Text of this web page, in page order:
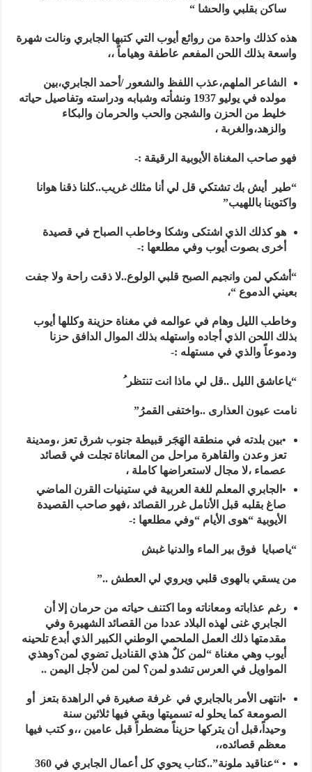
ساكن بقلبي والحشا “
هذه كذلك واحدة من روائع أيوب التي كتبها الجابري ونالت شهرة
واسعة بذلك اللحن المفعم عاطفة وهياماً ،،
الشاعر الملهم،عذب اللفظ والشعور /أحمد الجابري،بين
مولده في يوليو 1937 ونشأته وشبابه ودراسته وتفاصيل حياته
خليط من الحزن والشجن والحب والحرمان والبكاء
والزهد،والغربة ،
فهو صاحب المغناة الأيوبية الرقيقة :-
“طير أيش بك تشتكي قل لي أنا مثلك غريب..كلنا ذقنا هوانا
واكتوينا باللهيب”
هو كذلك الذي اشتكى وشكا وخاطب الصباح في قصيدة
أخرى بصوت أيوب وفي مطلعها :-
“أشكي لمن وانجيم الصبح قلبي الولوع..لا ذقت راحة ولا جفت
بعيني الدموع “،
وخاطب الليل وهام في عوالمه في مغناة حزينة وكللها أيوب
بذلك اللحن الذي أجاده واستهله بذلك الموال الدافق حزنا
ودموعاً والذي في مستهله :-
“ياعاشق الليل ..قل لي ماذا انت تنتظر ُ
نامت عيون العذارى ..واختفى القمرُ”
•بين بلدته في منطقة الهَجَر قبيطة جنوب شرق تعز ،ومدينة
تعز وعدن والقاهرة مراحل من المعاناة تجلت في قصائد
عصماء ،لا مجال لاستعراضها كاملة ،
•الجابري المعلم للغة العربية في ستينيات القرن الماضي
صاغ بقلبه قبل الأنامل غرر القصائد ،فهو صاحب القصيدة
الأيوبية “هوى الأيام “وفي مطلعها :-
“ياصبايا فوق بير الماء والدنيا غبش
من يسقي بالهوى قلبي ويروي لي العطش ..”
رغم عذاباته ومعاناته وما اكتنف حياته من حرمان إلا أن
الجابري غنى لهذه البلاد عددا من القصائد الشهيرة وفي
مقدمتها ذلك العمل الملحمي الوطني الكبير الذي أبدع تلحينه
أيوب وهي مغناة “لمن كلٌ هذي القناديل تضوي لمن؟وهذي
المواويل في العرس تشدو لمن؟ لمن لمن لأجل اليمن ..
•انتهى الأمر بالجابري في غرفة صغيرة في الراهدة بتعز أو
الصومعة كما يحلو له تسميتها وبقي فيها ثلاثين سنة
وحيداً،قبل أن يتركها حزيناً مضطراً قبل عامين ،،و كتب فيها
معظم قصائده،،
• “عناقيد ملونة”..كتاب يحوي كل أعمال الجابري في 360